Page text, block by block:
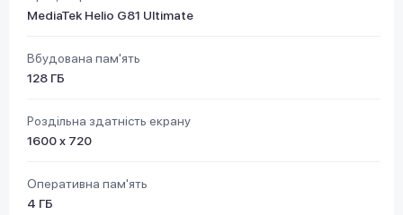
MediaTek Helio G81 Ultimate
Вбудована пам'ять
128 ГБ
Роздільна здатність екрану
1600 х 720
Оперативна пам'ять
4 ГБ